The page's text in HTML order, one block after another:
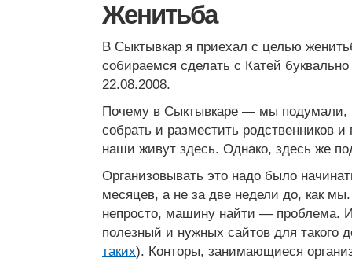
Женитьба
В Сыктывкар я приехал с целью
собираемся сделать с Катей
22.08.2008.
Почему в Сыктывкаре — мы подумали,
собрать и разместить родственников и
наши живут здесь. Однако, здесь же
Организовывать это надо было
месяцев, а не за две недели до, как
непросто, машину найти — проблема.
полезный и нужных сайтов для такого
таких). Конторы, занимающиеся